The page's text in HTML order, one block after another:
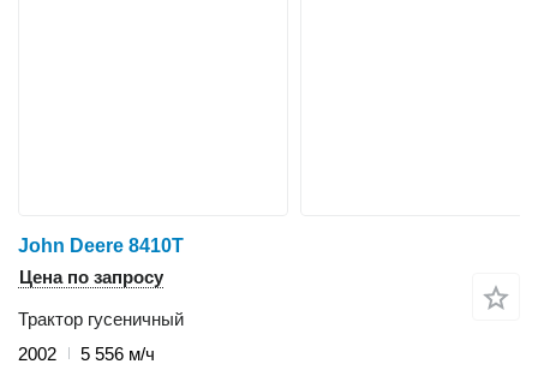
John Deere 8410T
Цена по запросу
Трактор гусеничный
2002
5 556 м/ч